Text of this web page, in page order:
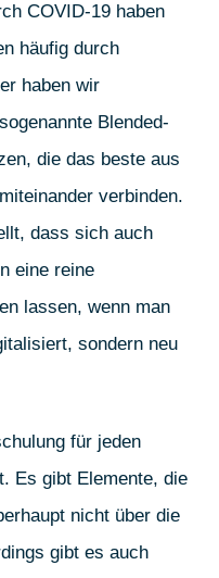
COVID-19 haben
häufig durch
haben wir
Blended-
die das beste aus
verbinden.
dass sich auch
eine reine
lassen, wenn man
sondern neu
für jeden
Es gibt Elemente, die
nicht über die
gibt es auch